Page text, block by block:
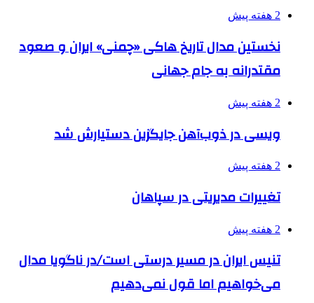
2 هفته پیش
نخستین مدال تاریخ هاکی «چمنی» ایران و صعود
مقتدرانه به جام جهانی
2 هفته پیش
ویسی در ذوب‌آهن جایگزین دستیارش شد
2 هفته پیش
تغییرات مدیریتی در سپاهان
2 هفته پیش
تنیس ایران در مسیر درستی است/در ناگویا مدال
می‌خواهیم اما قول نمی‌دهیم